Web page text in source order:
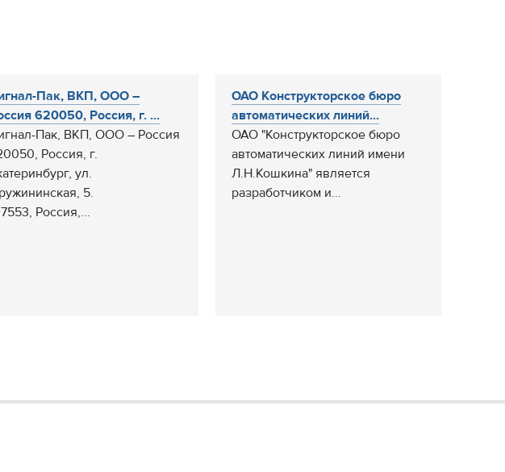
Пак, ВКП, ООО –
620050, Россия, г. ...
Пак, ВКП, ООО – Россия
Россия, г.
ул.
5.
Россия,...
ОАО Конструкторское бюро
автоматических линий...
ОАО "Конструкторское бюро
автоматических линий имени
Л.Н.Кошкина" является
разработчиком и...